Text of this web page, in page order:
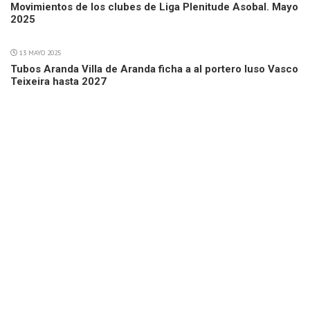
Movimientos de los clubes de Liga Plenitude Asobal. Mayo
2025
13 MAYO 2025
Tubos Aranda Villa de Aranda ficha a al portero luso Vasco
Teixeira hasta 2027